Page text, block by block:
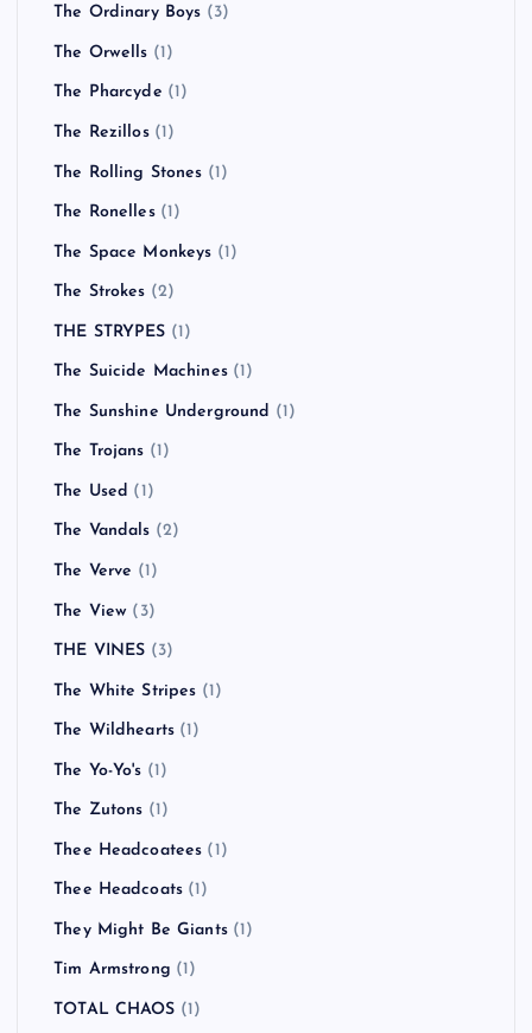
The Ordinary Boys (3)
The Orwells (1)
The Pharcyde (1)
The Rezillos(1)
The Rolling Stones (1)
The Ronelles(1)
The Space Monkeys (1)
The Strokes (2)
THE STRYPES (1)
The Suicide Machines(1)
The Sunshine Underground (1)
The Trojans (1)
The Used (1)
The Vandals (2)
The Verve (1)
The View (3)
THE VINES (3)
The White Stripes (1)
The Wildhearts (1)
The Yo-Yo's (1)
The Zutons (1)
Thee Headcoatees (1)
Thee Headcoats (1)
They Might Be Giants(1)
Tim Armstrong (1)
TOTAL CHAOS (1)